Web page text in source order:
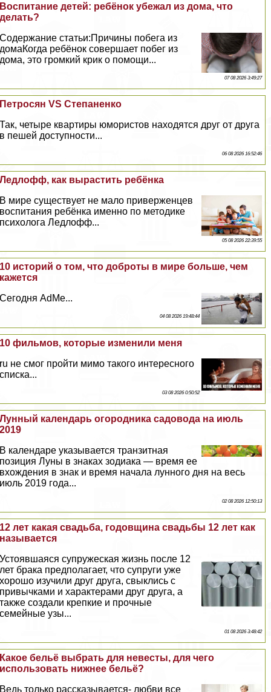
Воспитание детей: ребёнок убежал из дома, что
делать?
Содержание статьи:Причины побега из
домаКогда ребёнок совершает побег из
дома, это громкий крик о помощи...
07 08 2026 3:49:27
Петросян VS Степаненко
Так, четыре квартиры юмористов находятся друг от друга
в пешей доступности...
06 08 2026 16:52:46
Ледлофф, как вырастить ребёнка
В мире существует не мало приверженцев
воспитания ребёнка именно по методике
психолога Ледлофф...
05 08 2026 22:39:55
10 историй о том, что доброты в мире больше, чем
кажется
Сегодня AdMe...
04 08 2026 19:48:44
10 фильмов, которые изменили меня
ru не смог пройти мимо такого интересного
списка...
03 08 2026 0:50:52
Лунный календарь огородника садовода на июль
2019
В календаре указывается транзитная
позиция Луны в знаках зодиака — время ее
вхождения в знак и время начала лунного дня на весь
июль 2019 года...
02 08 2026 12:50:13
12 лет какая свадьба, годовщина свадьбы 12 лет как
называется
Устоявшаяся супружеская жизнь после 12
лет бpaка предполагает, что супруги уже
хорошо изучили друг друга, свыклись с
привычками и хаpaктерами друг друга, а
также создали крепкие и прочные
семейные узы...
01 08 2026 3:48:42
Какое бельё выбрать для невесты, для чего
использовать нижнее бельё?
Ведь только рассказывается- любви все